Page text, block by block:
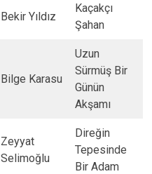
​Bekir Yıldız
​Kaçakçı
Şahan
​Bilge Karasu
​Uzun
Sürmüş Bir
Günün
Akşamı
​Zeyyat
Selimoğlu
​Direğin
Tepesinde
Bir Adam